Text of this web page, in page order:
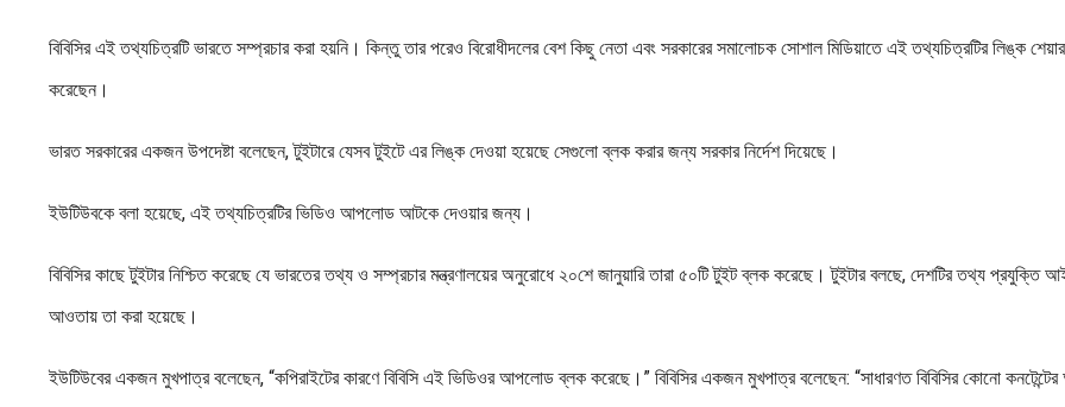
বিবিসির এই তথ্যচিত্রটি ভারতে সম্প্রচার করা হয়নি। কিন্তু তার পরেও বিরোধীদলের বেশ কিছু নেতা এবং সরকারের সমালোচক সোশাল মিডিয়াতে এই তথ্যচিত্রটির লিঙ্ক শেয়ার
করেছেন।
ভারত সরকারের একজন উপদেষ্টা বলেছেন, টুইটারে যেসব টুইটে এর লিঙ্ক দেওয়া হয়েছে সেগুলো ব্লক করার জন্য সরকার নির্দেশ দিয়েছে।
ইউটিউবকে বলা হয়েছে, এই তথ্যচিত্রটির ভিডিও আপলোড আটকে দেওয়ার জন্য।
বিবিসির কাছে টুইটার নিশ্চিত করেছে যে ভারতের তথ্য ও সম্প্রচার মন্ত্রণালয়ের অনুরোধে ২০শে জানুয়ারি তারা ৫০টি টুইট ব্লক করেছে। টুইটার বলছে, দেশটির তথ্য প্রযুক্তি
আওতায় তা করা হয়েছে।
ইউটিউবের একজন মুখপাত্র বলেছেন, “কপিরাইটের কারণে বিবিসি এই ভিডিওর আপলোড ব্লক করেছে।” বিবিসির একজন মুখপাত্র বলেছেন: “সাধারণত বিবিসির কোনো